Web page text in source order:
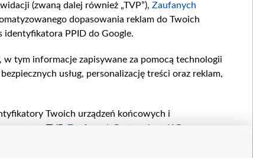
(zwaną dalej również „TVP”), Zaufanych
dopasowania reklam do Twoich
identyfikatora PPID do Google.
w tym informacje zapisywane za pomocą technologii
usług, personalizację treści oraz reklam,
Twoich urządzeń końcowych i
przez TVP, Zaufanych Partnerów z IAB
dostęp do nich, wyboru podstawowych reklam,